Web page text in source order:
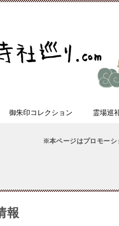
御朱印コレクション 霊場巡
※本ページはプロモーシ
報